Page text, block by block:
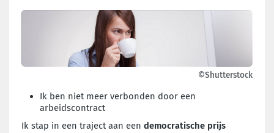
©Shutterstock
Ik ben niet meer verbonden door een
arbeidscontract
Ik stap in een traject aan een democratische prijs